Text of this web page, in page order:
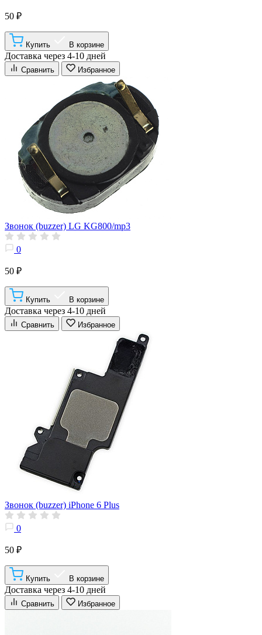
50 ₽
Купить В корзине
Доставка через 4-10 дней
Сравнить Избранное
Звонок (buzzer) LG KG800/mp3
0
50 ₽
Купить В корзине
Доставка через 4-10 дней
Сравнить Избранное
Звонок (buzzer) iPhone 6 Plus
0
50 ₽
Купить В корзине
Доставка через 4-10 дней
Сравнить Избранное